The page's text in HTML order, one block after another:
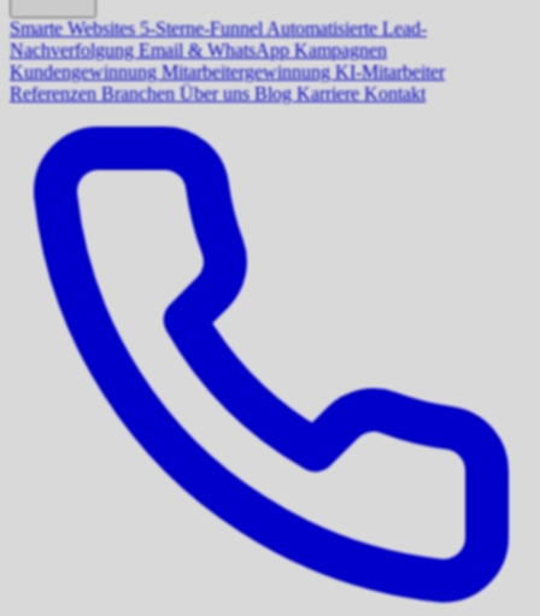
Smarte Websites5-Sterne-FunnelAutomatisierte Lead-
Nachverfolgung Email & WhatsApp Kampagnen
Kundengewinnung Mitarbeitergewinnung KI-Mitarbeiter
Referenzen Branchen Über uns Blog Karriere Kontakt